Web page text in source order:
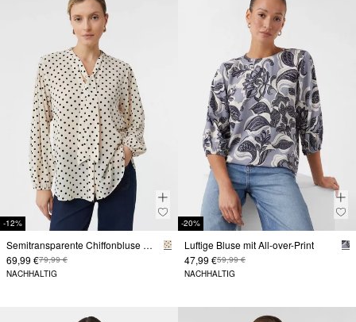
-12%
Semitransparente Chiffonbluse mit Polka Dots und abnehmbarer Schluppe
69,99 €79,99 €
NACHHALTIG
-20%
Luftige Bluse mit All-over-Print
47,99 €59,99 €
NACHHALTIG